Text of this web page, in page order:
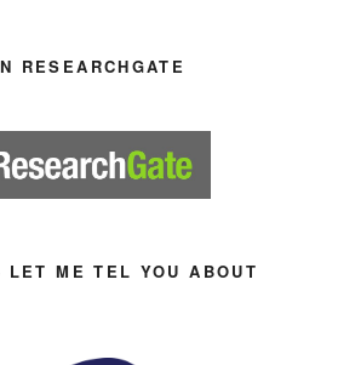
RESEARCHGATE
LET ME TEL YOU ABOUT